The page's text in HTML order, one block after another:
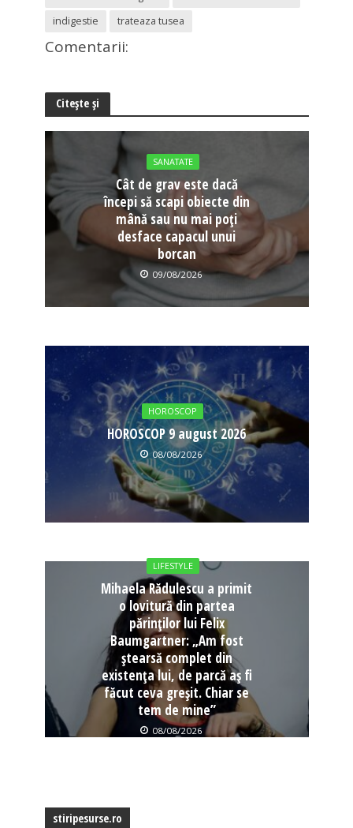
indigestie
trateaza tusea
Comentarii:
Citește și
SANATATE
Cât de grav este dacă
începi să scapi obiecte din
mână sau nu mai poți
desface capacul unui
borcan
09/08/2026
HOROSCOP
HOROSCOP 9 august 2026
08/08/2026
LIFESTYLE
Mihaela Rădulescu a primit
o lovitură din partea
părinților lui Felix
Baumgartner: „Am fost
ștearsă complet din
existența lui, de parcă aș fi
făcut ceva greșit. Chiar se
tem de mine”
08/08/2026
stiripesurse.ro